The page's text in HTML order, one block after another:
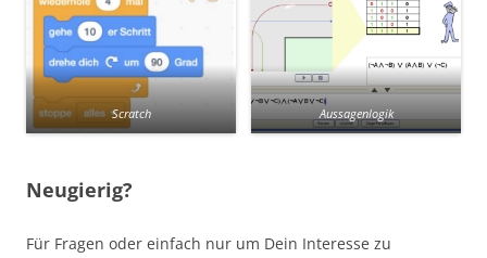
Scratch Aussagenlogik
Neugierig?
Für Fragen oder einfach nur um Dein Interesse zu